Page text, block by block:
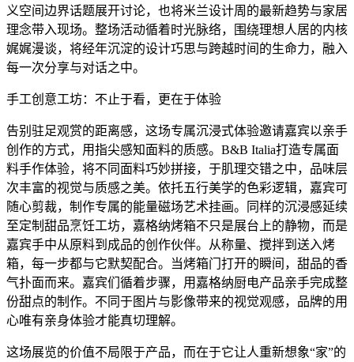
义空间边界话题展开讨论，也将米兰设计周的最新趋势与家居
理念带入现场。整场活动循着时光脉络，围绕理想人居的内核
娓娓漫谈，将经年沉淀的设计巧思与跨越时间的生命力，融入
每一次分享与对话之中。
手工创意工坊：不止于看，更在于体验
告别驻足观赏的距离感，这场专属沉浸式体验邀请嘉宾以亲手
创作的方式，用指尖感知面料的质感。B&B Italia打造专属面
料手作体验，将不同面料巧妙拼接，于肌理交错之中，品味层
次丰富的视觉与质感之美。依托五行美学的色彩逻辑，嘉宾可
随心剪裁，制作专属的能量磁场艺术挂画。同样的沉浸感延续
至定制甜品烹饪工坊，嘉格纳烤箱不只是展台上的静物，而是
嘉宾手中从原料到成品的创作伙伴。从称量、搅拌到送入烤
箱，每一步都与它默契配合。当烤箱门打开的瞬间，甜品的香
气扑面而来。嘉宾们循着步骤，用嘉格纳厨电产品亲手完成整
份甜点的制作。不同于图片与影像带来的视觉观感，品牌的用
心唯有亲身体验才能真切理解。
这场展览的价值不局限于产品，而在于它让人重新想象“家”的